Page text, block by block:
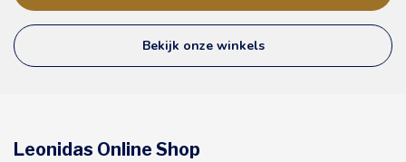
Bekijk onze winkels
Leonidas Online Shop